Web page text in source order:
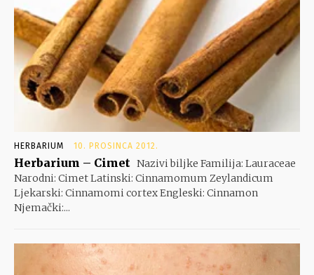
HERBARIUM 10. PROSINCA 2012.
Herbarium – Cimet Nazivi biljke Familija: Lauraceae
Narodni: Cimet Latinski: Cinnamomum Zeylandicum
Ljekarski: Cinnamomi cortex Engleski: Cinnamon
Njemački:...